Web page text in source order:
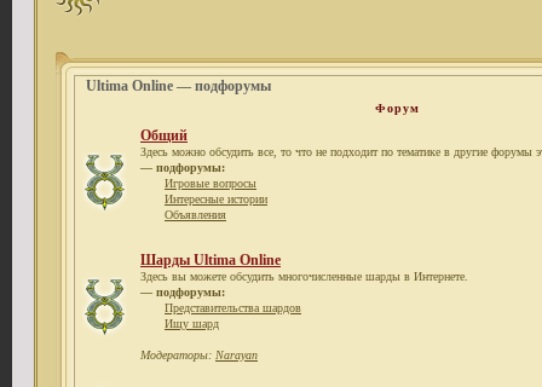
Ultima Online — подфорумы
Форум
Общий
Здесь можно обсудить все, то что не подходит по тематике в другие форумы
— подфорумы:
Игровые вопросы
Интересные истории
Объявления
Шарды Ultima Online
Здесь вы можете обсудить многочисленные шарды в Интернете.
— подфорумы:
Представительства шардов
Ищу шард
Модераторы: Narayan